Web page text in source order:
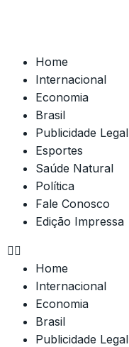
Home
Internacional
Economia
Brasil
Publicidade Legal
Esportes
Saúde Natural
Política
Fale Conosco
Edição Impressa
Home
Internacional
Economia
Brasil
Publicidade Legal